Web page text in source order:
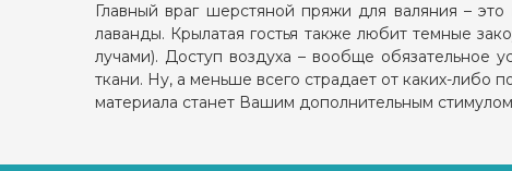
Главный враг шерстяной пряжи для валяния –
лаванды. Крылатая гостья также любит темные
лучами). Доступ воздуха – вообще
ткани. Ну, а меньше всего страдает от каких-либо
материала станет Вашим дополнительным